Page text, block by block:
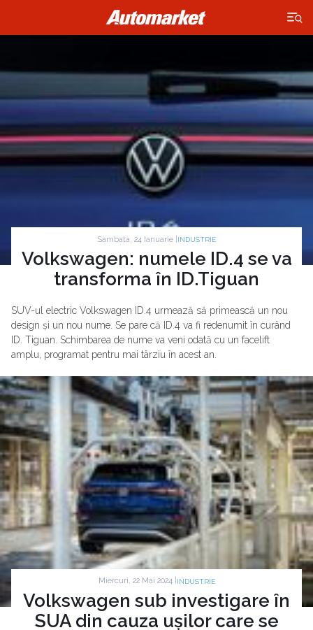
×
Sambata, 24 Ianuarie | INDUSTRIE
Volkswagen: numele ID.4 se va
transforma în ID.Tiguan
SUV-ul electric Volkswagen ID.4 urmează să primească un nou
design și un nou nume. Se pare că ID.4 va fi redenumit în curând
ID. Tiguan. Schimbarea de nume va veni odată cu un facelift
amplu, programat pentru mai târziu în acest an.
Miercuri, 22 Mai 2024 | INDUSTRIE
Volkswagen sub investigare în
SUA din cauza ușilor care se